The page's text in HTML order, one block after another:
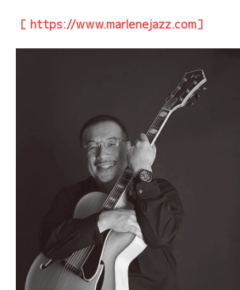
［ https://www.marlenejazz.com］